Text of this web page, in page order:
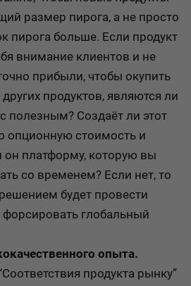
размер пирога, а не просто
пирога больше. Если продукт
внимание клиентов и не
прибыли, чтобы окупить
продуктов, являются ли
полезным? Создаёт ли этот
опционную стоимость и
он платформу, которую вы
со временем? Если нет, то
будет провести
форсировать глобальный
опыта.
продукта рынку”